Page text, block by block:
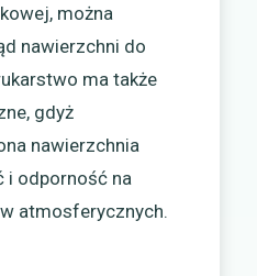
można
nawierzchni do
ma także
gdyż
nawierzchnia
i odporność na
atmosferycznych.